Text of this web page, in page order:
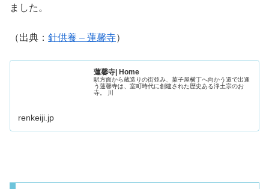
ました。
（出典： 針供養 – 蓮馨寺）
蓮馨寺| Home
駅方面から蔵造りの街並み、菓子屋横丁へ向かう道で出逢
う蓮馨寺は、室町時代に創建された歴史ある浄土宗のお
寺。 川
renkeiji.jp